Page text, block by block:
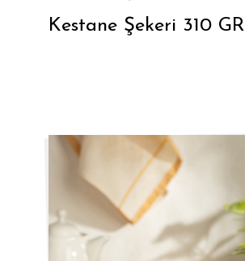
Kestane Şekeri 310 GR